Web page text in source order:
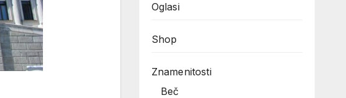
Oglasi
Shop
Znamenitosti
Beč